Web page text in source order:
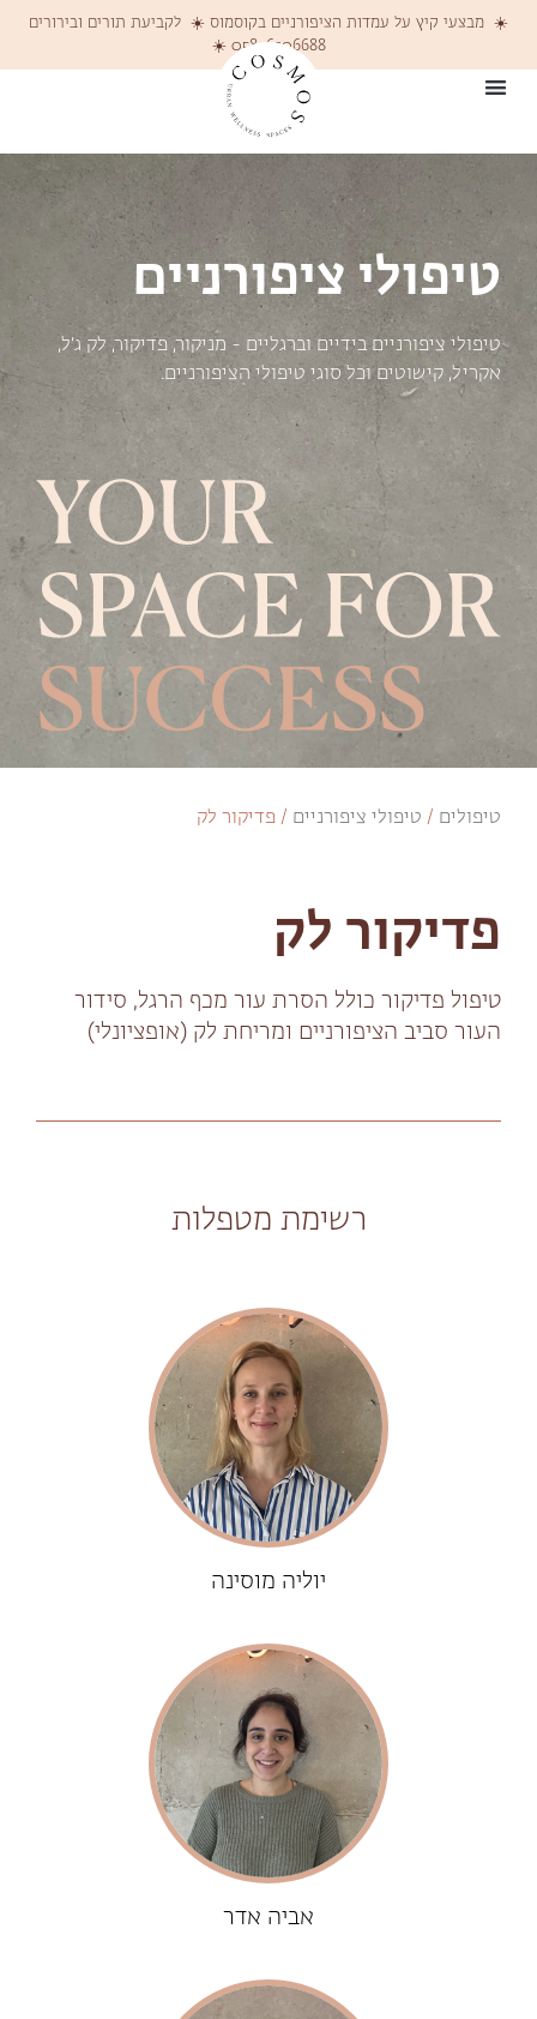
☀️ מבצעי קיץ על עמדות הציפורניים בקוסמוס ☀️ לקביעת תורים ובירורים
058-6206688 ☀️
טיפולי ציפורניים
טיפולי ציפורניים בידיים וברגליים - מניקור, פדיקור, לק ג׳ל,
אקריל, קישוטים וכל סוגי טיפולי הציפורניים.
טיפולים / טיפולי ציפורניים / פדיקור לק
פדיקור לק
טיפול פדיקור כולל הסרת עור מכף הרגל, סידור
העור סביב הציפורניים ומריחת לק (אופציונלי)
רשימת מטפלות
יוליה מוסינה
אביה אדר